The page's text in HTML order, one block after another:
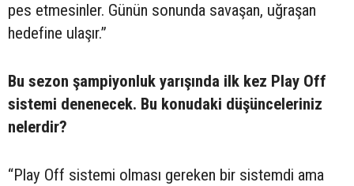
pes etmesinler. Günün sonunda savaşan, uğraşan
hedefine ulaşır.”
Bu sezon şampiyonluk yarışında ilk kez Play Off
sistemi denenecek. Bu konudaki düşünceleriniz
nelerdir?
“Play Off sistemi olması gereken bir sistemdi ama